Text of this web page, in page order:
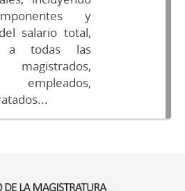
y
salario total,
a todas las